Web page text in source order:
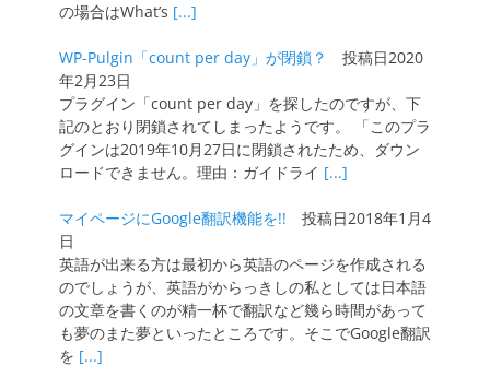
の場合はWhat’s [...]
WP-Pulgin「count per day」が閉鎖？
投稿日2020
年2月23日
プラグイン「count per day」を探したのですが、下
記のとおり閉鎖されてしまったようです。 「このプラ
グインは2019年10月27日に閉鎖されたため、ダウン
ロードできません。理由：ガイドライ [...]
マイページにGoogle翻訳機能を!!
投稿日2018年1月4
日
英語が出来る方は最初から英語のページを作成される
のでしょうが、英語がからっきしの私としては日本語
の文章を書くのが精一杯で翻訳など幾ら時間があって
も夢のまた夢といったところです。そこでGoogle翻訳
を [...]